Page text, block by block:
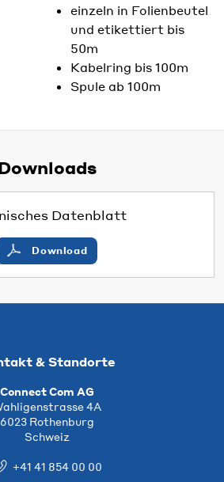
einzeln in Folienbeutel
und etikettiert bis
50m
Kabelring bis 100m
Spule ab 100m
Datenblatt
Download
& Standorte
Connect Com AG
4A
6023 Rothenburg
Schweiz
+41 41 854 00 00